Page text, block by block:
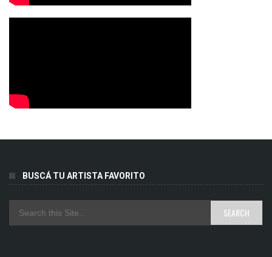
BUSCÁ TU ARTISTA FAVORITO